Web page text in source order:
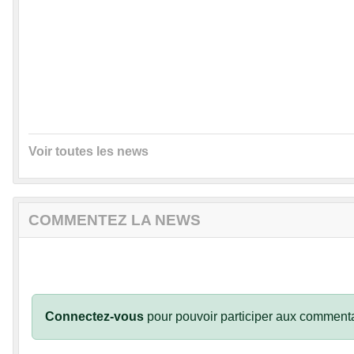
Voir toutes les news
COMMENTEZ LA NEWS
Connectez-vous pour pouvoir participer aux